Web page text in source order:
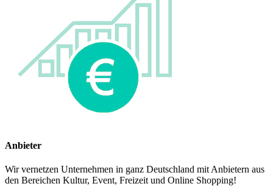
Anbieter
Wir vernetzen Unternehmen in ganz Deutschland mit Anbietern aus
den Bereichen Kultur, Event, Freizeit und Online Shopping!